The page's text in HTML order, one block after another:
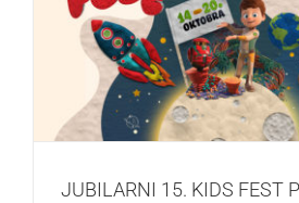
JUBILARNI 15. KIDS FEST
veliki za
Život i zabava
JUBILARNI 15. KIDS FEST